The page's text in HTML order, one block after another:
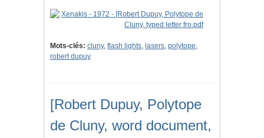
Mots-clés: cluny, flash lights, lasers, polytope,
robert dupuy
[Robert Dupuy, Polytope
de Cluny, word document,